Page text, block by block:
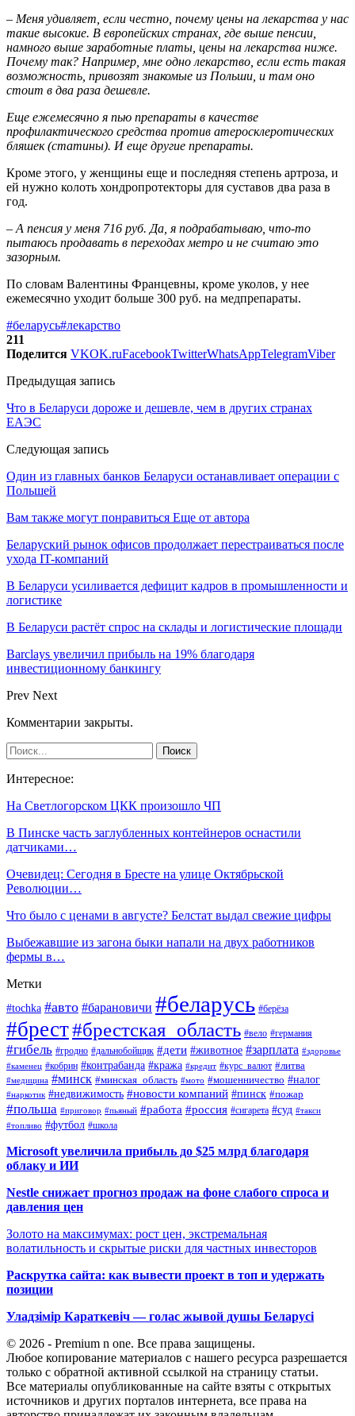
– Меня удивляет, если честно, почему цены на лекарства у нас
такие высокие. В европейских странах, где выше пенсии,
намного выше заработные платы, цены на лекарства ниже.
Почему так? Например, мне одно лекарство, если есть такая
возможность, привозят знакомые из Польши, и там оно
стоит в два раза дешевле.
Еще ежемесячно я пью препараты в качестве
профилактического средства против атеросклеротических
бляшек (статины). И еще другие препараты.
Кроме этого, у женщины еще и последняя степень артроза, и
ей нужно колоть хондропротекторы для суставов два раза в
год.
– А пенсия у меня 716 руб. Да, я подрабатываю, что-то
пытаюсь продавать в переходах метро и не считаю это
зазорным.
По словам Валентины Францевны, кроме уколов, у нее
ежемесячно уходит больше 300 руб. на медпрепараты.
#беларусь#лекарство
211
Поделится VKOK.ruFacebookTwitterWhatsAppTelegramViber
Предыдущая запись
Что в Беларуси дороже и дешевле, чем в других странах
ЕАЭС
Следующая запись
Один из главных банков Беларуси останавливает операции с
Польшей
Вам также могут понравиться Еще от автора
Беларуский рынок офисов продолжает перестраиваться после
ухода IT-компаний
В Беларуси усиливается дефицит кадров в промышленности и
логистике
В Беларуси растёт спрос на склады и логистические площади
Barclays увеличил прибыль на 19% благодаря
инвестиционному банкингу
Prev Next
Комментарии закрыты.
Интересное:
На Светлогорском ЦКК произошло ЧП
В Пинске часть заглубленных контейнеров оснастили
датчиками…
Очевидец: Сегодня в Бресте на улице Октябрьской
Революции…
Что было с ценами в августе? Белстат выдал свежие цифры
Выбежавшие из загона быки напали на двух работников
фермы в…
Метки
#tochka #авто #барановичи #беларусь #берёза
#брест#брестская_область #вело #германия
#гибель #гродно #дальнобойщик #дети #животное #зарплата #здоровье
#каменец #кобрин #контрабанда #кража #кредит #курс_валют #литва
#медицина #минск #минская_область #мото #мошенничество #налог
#наркотик #недвижимость #новости компаний #пинск #пожар
#польша #приговор #пьяный #работа #россия #сигарета #суд #такси
#топливо #футбол #школа
Microsoft увеличила прибыль до $25 млрд благодаря
облаку и ИИ
Nestle снижает прогноз продаж на фоне слабого спроса и
давления цен
Золото на максимумах: рост цен, экстремальная
волатильность и скрытые риски для частных инвесторов
Раскрутка сайта: как вывести проект в топ и удержать
позиции
Уладзімір Караткевіч — голас жывой душы Беларусі
© 2026 - Premium n one. Все права защищены.
Любое копирование материалов с нашего ресурса разрешается
только с обратной активной ссылкой на страницу статьи.
Все материалы опубликованные на сайте взяты с открытых
источников и других порталов интернета, все права на